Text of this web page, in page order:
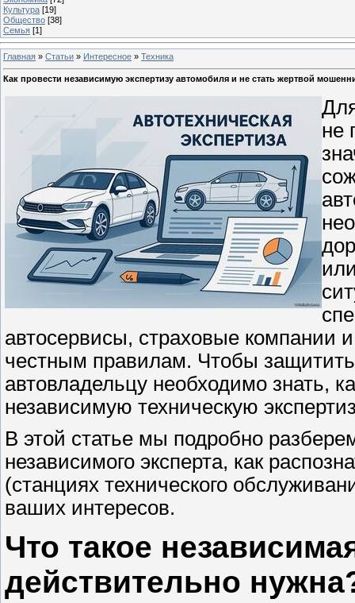
Культура [19]
Общество [38]
Семья [1]
Главная » Статьи » Интересное » Техника
Как провести независимую экспертизу автомобиля и не стать жертвой
не
автосервисы, страховые
честным правилам. Чтобы
автовладельцу необходимо знать,
независимую техническую
В этой статье мы подробно
независимого эксперта, как
(станциях технического
ваших интересов.
Что такое
действительно